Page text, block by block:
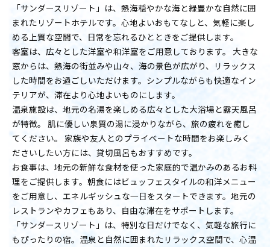
「サンダースリゾート」は、熱海穏やかな海と緑豊かな自然に囲
まれたリゾートホテルです。心地よいおもてなしと、気軽に楽し
める上質な空間で、日常を忘れるひとときをご提供します。
客室は、広々とした洋室や和洋室をご用意しております。 大きな
窓からは、熱海の街並みや山々、海の景色が広がり、リラックス
した時間をお過ごしいただけます。シンプルながらも快適なイン
テリアが、滞在より心地よいものにします。
温泉施設は、地元の名湯を楽しめる広々とした大浴場と露天風呂
が特徴。 肌に優しい泉質の湯に浸かりながら、旅の疲れを癒し
てください。 家族や友人とのプライベートな時間をお楽しみく
ださいしたい方には、貸切風呂もおすすめです。
お食事は、地元の新鮮な食材を使った家庭的で温かみのあるお料
理をご提供します。朝食にはビュッフェスタイルの和洋メニュー
をご用意し、エネルギッシュな一日をスタートできます。地元の
レストランやカフェもあり、自由な滞在をサポートします。
「サンダースリゾート」は、特別な日だけでなく、気軽な旅行に
もぴったりの宿。温泉と自然に囲まれたリラックス空間で、心温